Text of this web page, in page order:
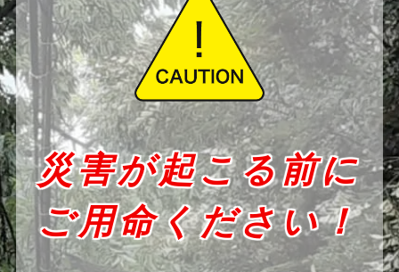
災害が起こる前に
ご用命ください！